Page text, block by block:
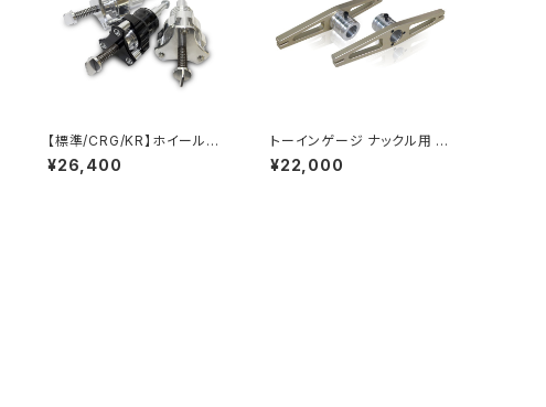
【標準/CRG/KR】ホイールバ
ランサー スピンドル
¥26,400
トーインゲージ ナックル用 2
枚セット
¥22,000